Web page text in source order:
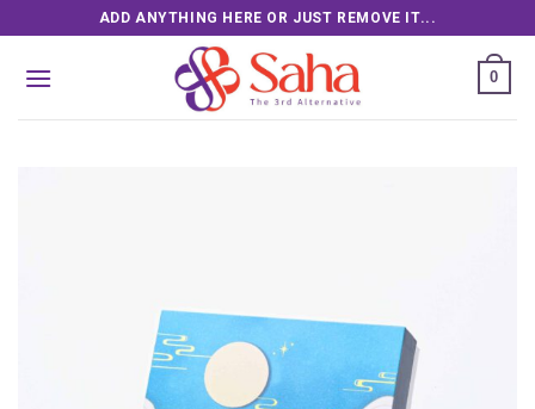
to
content
ADD ANYTHING HERE OR JUST REMOVE IT...
0